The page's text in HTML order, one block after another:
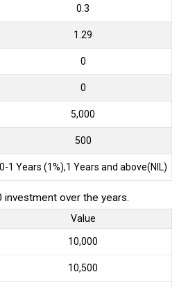
0.3
1.29
0
0
5,000
500
0-1 Years (1%),1 Years and above(NIL)
over the years.
Value
₹10,000
₹10,500